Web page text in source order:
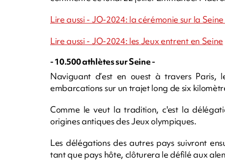
Lire aussi - JO-2024: la cérémonie sur la
Lire aussi - JO-2024: les Jeux entrent en Seine
- 10.500 athlètes sur Seine -
Naviguant d’est en ouest à travers
embarcations sur un trajet long de six
Comme le veut la tradition, c'est la
origines antiques des Jeux olympiques.
Les délégations des autres pays suivront
tant que pays hôte, clôturera le défilé aux